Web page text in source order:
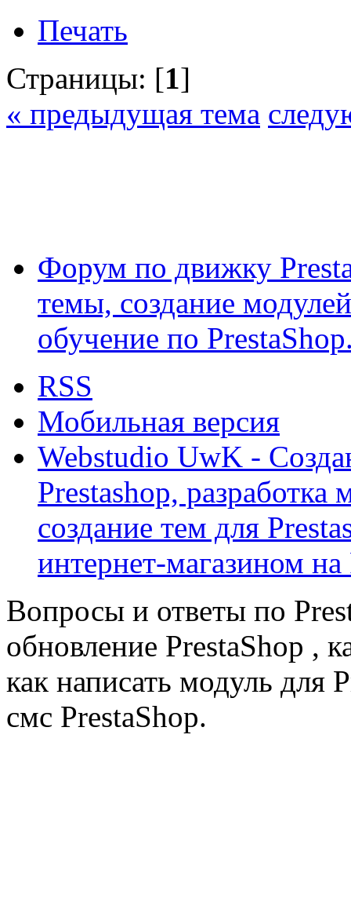
Печать
Страницы: [1]
« предыдущая тема
Форум по движку
темы, создание
обучение по
RSS
Мобильная версия
Webstudio UwK -
Prestashop, разработка
создание тем для
интернет-магазином на
Вопросы и ответы по
обновление PrestaShop ,
как написать модуль для
смс PrestaShop.